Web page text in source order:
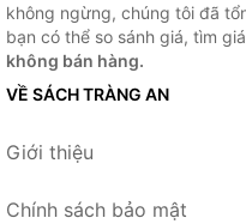
không ngừng, chúng tôi đã
bạn có thể so sánh giá, tìm
không bán hàng.
VỀ SÁCH TRÀNG AN
Giới thiệu
Chính sách bảo mật